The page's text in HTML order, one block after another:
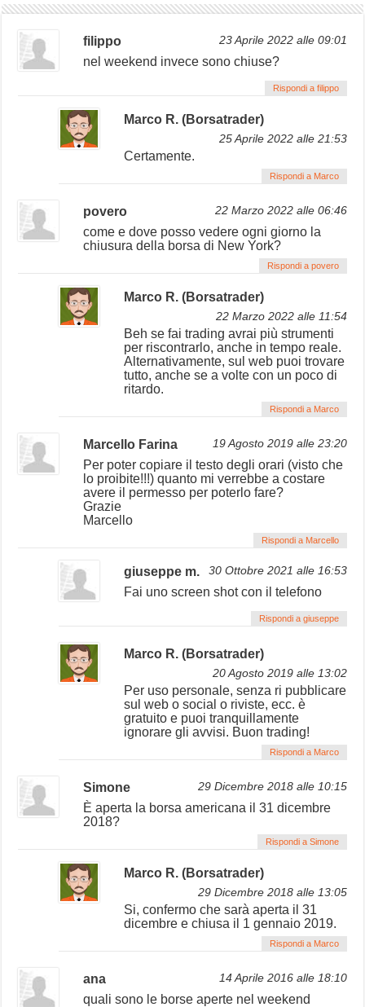
filippo 23 Aprile 2022 alle 09:01
nel weekend invece sono chiuse?
Rispondi a filippo
Marco R. (Borsatrader)
25 Aprile 2022 alle 21:53
Certamente.
Rispondi a Marco
povero 22 Marzo 2022 alle 06:46
come e dove posso vedere ogni giorno la
chiusura della borsa di New York?
Rispondi a povero
Marco R. (Borsatrader)
22 Marzo 2022 alle 11:54
Beh se fai trading avrai più strumenti
per riscontrarlo, anche in tempo reale.
Alternativamente, sul web puoi trovare
tutto, anche se a volte con un poco di
ritardo.
Rispondi a Marco
Marcello Farina 19 Agosto 2019 alle 23:20
Per poter copiare il testo degli orari (visto che
lo proibite!!!) quanto mi verrebbe a costare
avere il permesso per poterlo fare?
Grazie
Marcello
Rispondi a Marcello
giuseppe m. 30 Ottobre 2021 alle 16:53
Fai uno screen shot con il telefono
Rispondi a giuseppe
Marco R. (Borsatrader)
20 Agosto 2019 alle 13:02
Per uso personale, senza ri pubblicare
sul web o social o riviste, ecc. è
gratuito e puoi tranquillamente
ignorare gli avvisi. Buon trading!
Rispondi a Marco
Simone 29 Dicembre 2018 alle 10:15
È aperta la borsa americana il 31 dicembre
2018?
Rispondi a Simone
Marco R. (Borsatrader)
29 Dicembre 2018 alle 13:05
Si, confermo che sarà aperta il 31
dicembre e chiusa il 1 gennaio 2019.
Rispondi a Marco
ana 14 Aprile 2016 alle 18:10
quali sono le borse aperte nel weekend